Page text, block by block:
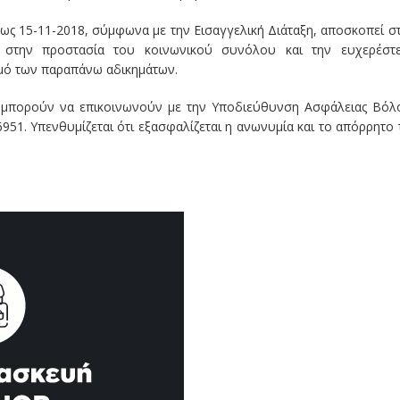
15-11-2018, σύμφωνα με την Εισαγγελική Διάταξη, αποσκοπεί
προστασία του κοινωνικού συνόλου και την
των παραπάνω αδικημάτων.
να επικοινωνούν με την Υποδιεύθυνση Ασφάλειας
Υπενθυμίζεται ότι εξασφαλίζεται η ανωνυμία και το απόρρητο